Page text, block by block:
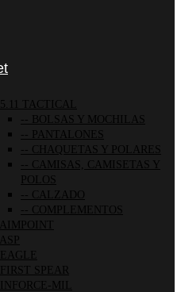
5.11 TACTICAL
BOLSAS Y MOCHILAS
PANTALONES
CHAQUETAS Y POLARES
CAMISAS, CAMISETAS Y
POLOS
CALZADO
COMPLEMENTOS
AIMPOINT
ASP
EAGLE
FIRST SPEAR
INFORCE-MIL